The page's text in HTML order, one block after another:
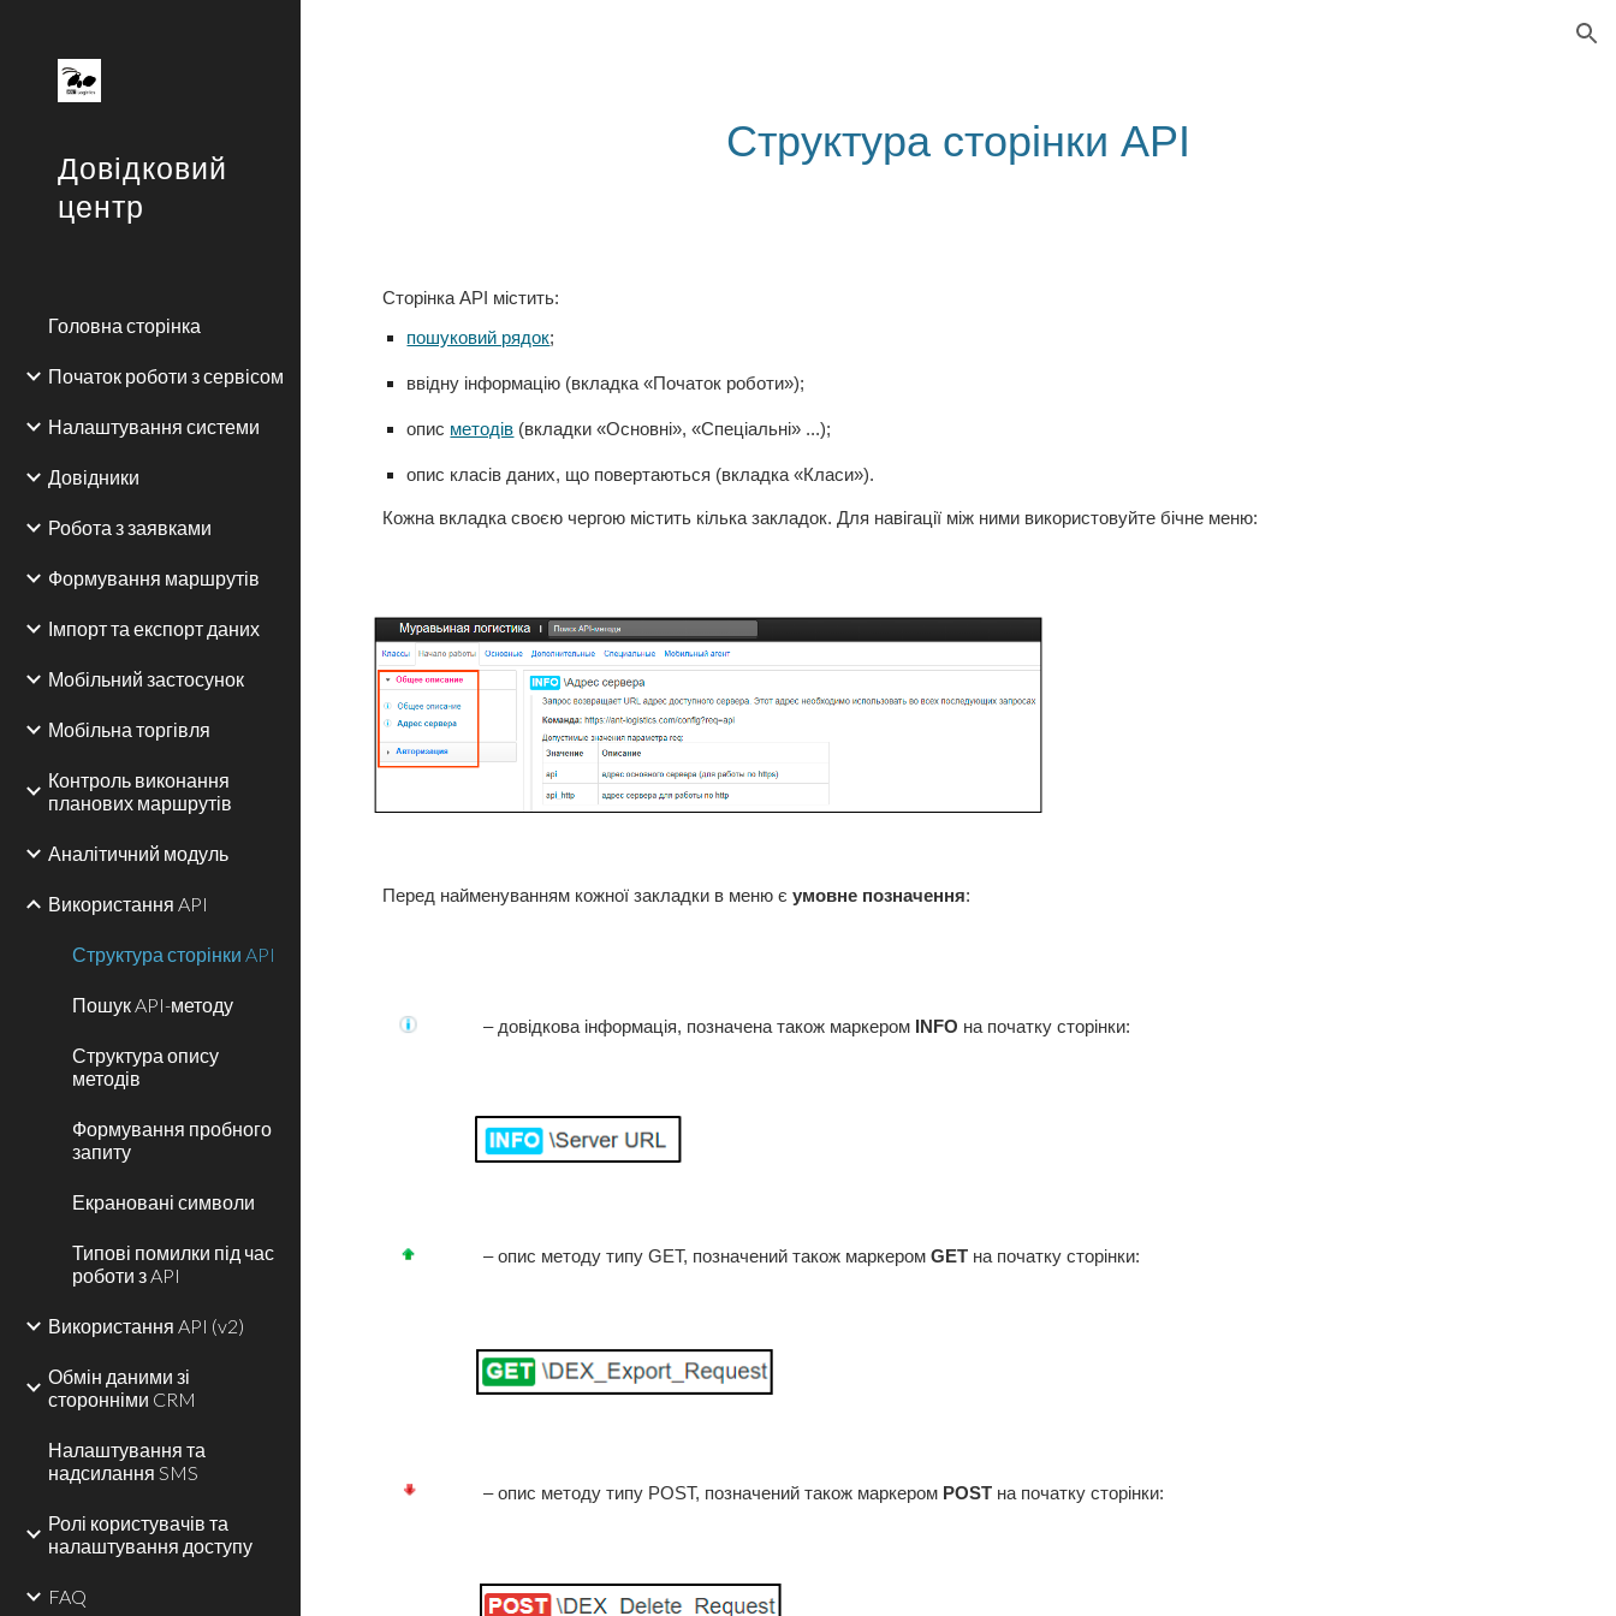
Довідковий
центр
Головна сторінка
Початок роботи з сервісом
Налаштування системи
Довідники
Робота з заявками
Формування маршрутів
Імпорт та експорт даних
Мобільний застосунок
Мобільна торгівля
Контроль виконання
планових маршрутів
Аналітичний модуль
Використання API
Структура сторінки API
Пошук API-методу
Структура опису
методів
Формування пробного
запиту
Екрановані символи
Типові помилки під час
роботи з API
Використання API (v2)
Обмін даними зі
сторонніми CRM
Налаштування та
надсилання SMS
Ролі користувачів та
налаштування доступу
FAQ
Структура сторінки API
Сторінка API містить:
пошуковий рядок;
ввідну інформацію (вкладка «Початок роботи»);
опис методів (вкладки «Основні», «Спеціальні» ...);
опис класів даних, що повертаються (вкладка «Класи»).
Кожна вкладка своєю чергою містить кілька закладок. Для навігації між ними використовуйте бічне меню:
Перед найменуванням кожної закладки в меню єумовне позначення:
– довідкова інформація, позначена також маркеромINFO на початку сторінки:
– опис методу типу GET, позначений також маркеромGETна початку сторінки:
– опис методу типу POST, позначений також маркером POSTна початку сторінки: